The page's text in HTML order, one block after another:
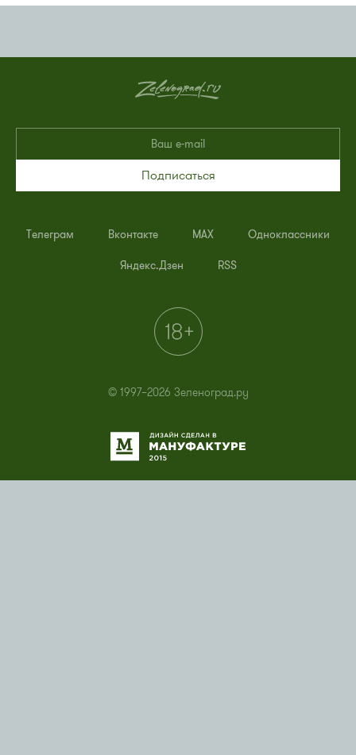
Подписаться
Телеграм Вконтакте MAX Одноклассники
Яндекс.Дзен RSS
© 1997–2026 Зеленоград.ру